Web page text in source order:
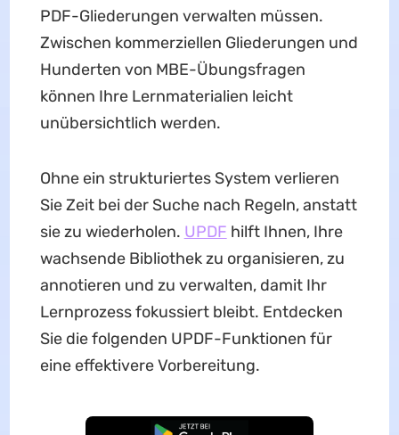
PDF-Gliederungen verwalten müssen.
Zwischen kommerziellen Gliederungen und
Hunderten von MBE-Übungsfragen
können Ihre Lernmaterialien leicht
unübersichtlich werden.
Ohne ein strukturiertes System verlieren
Sie Zeit bei der Suche nach Regeln, anstatt
sie zu wiederholen. UPDF hilft Ihnen, Ihre
wachsende Bibliothek zu organisieren, zu
annotieren und zu verwalten, damit Ihr
Lernprozess fokussiert bleibt. Entdecken
Sie die folgenden UPDF-Funktionen für
eine effektivere Vorbereitung.